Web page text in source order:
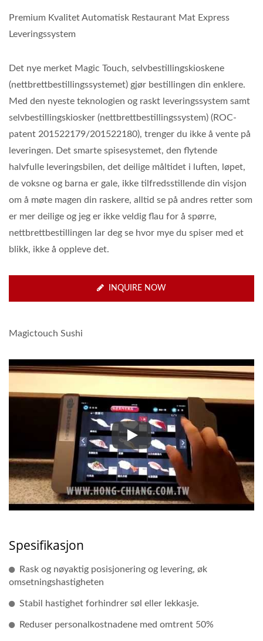
Premium Kvalitet Automatisk Restaurant Mat Express
Leveringssystem
Det nye merket Magic Touch, selvbestillingskioskene
(nettbrettbestillingssystemet) gjør bestillingen din enklere.
Med den nyeste teknologien og raskt leveringssystem samt
selvbestillingskiosker (nettbrettbestillingssystem) (ROC-
patent 201522179/201522180), trenger du ikke å vente på
leveringen. Det smarte spisesystemet, den flytende
halvfulle leveringsbilen, det deilige måltidet i luften, løpet,
de voksne og barna er gale, ikke tilfredsstillende din visjon
om å møte magen din raskere, alltid se på andres retter som
er mer deilige og jeg er ikke veldig flau for å spørre,
nettbrettbestillingen lar deg se hvor mye du spiser med et
blikk, ikke å oppleve det.
INQUIRE NOW
Magictouch Sushi
Magictouch Sushi
Spesifikasjon
Rask og nøyaktig posisjonering og levering, øk
omsetningshastigheten
Stabil hastighet forhindrer søl eller lekkasje.
Reduser personalkostnadene med omtrent 50%